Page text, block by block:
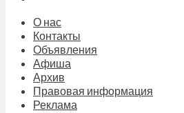
О нас
Контакты
Объявления
Афиша
Архив
Правовая информация
Реклама